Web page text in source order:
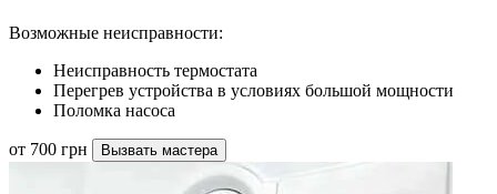
Возможные неисправности:
Неисправность термостата
Перегрев устройства в условиях большой мощности
Поломка насоса
от 700 грн Вызвать мастера